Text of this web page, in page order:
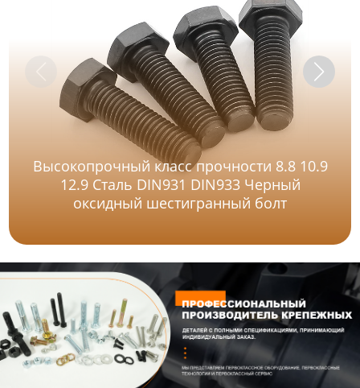
Высокопрочный класс прочности 8.8 10.9
12.9 Сталь DIN931 DIN933 Черный
оксидный шестигранный болт